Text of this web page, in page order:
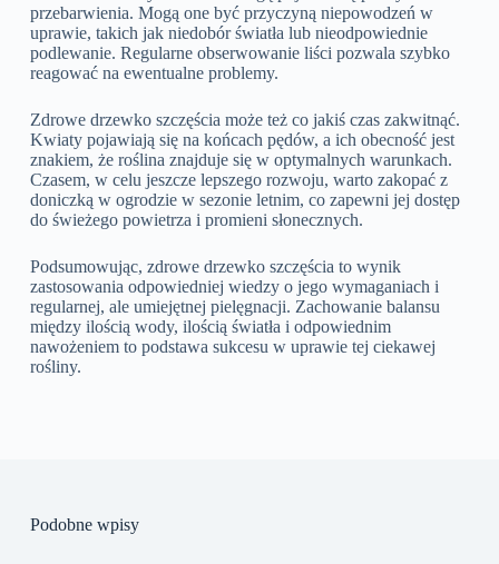
przebarwienia. Mogą one być przyczyną niepowodzeń w
uprawie, takich jak niedobór światła lub nieodpowiednie
podlewanie. Regularne obserwowanie liści pozwala szybko
reagować na ewentualne problemy.
Zdrowe drzewko szczęścia może też co jakiś czas zakwitnąć.
Kwiaty pojawiają się na końcach pędów, a ich obecność jest
znakiem, że roślina znajduje się w optymalnych warunkach.
Czasem, w celu jeszcze lepszego rozwoju, warto zakopać z
doniczką w ogrodzie w sezonie letnim, co zapewni jej dostęp
do świeżego powietrza i promieni słonecznych.
Podsumowując, zdrowe drzewko szczęścia to wynik
zastosowania odpowiedniej wiedzy o jego wymaganiach i
regularnej, ale umiejętnej pielęgnacji. Zachowanie balansu
między ilością wody, ilością światła i odpowiednim
nawożeniem to podstawa sukcesu w uprawie tej ciekawej
rośliny.
Podobne wpisy